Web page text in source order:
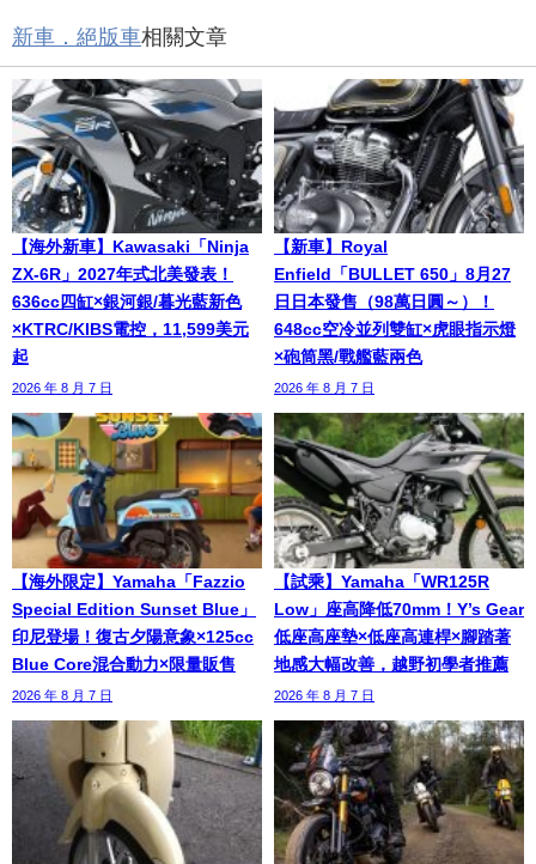
新車．絕版車相關文章
【海外新車】Kawasaki「Ninja
ZX-6R」2027年式北美發表！
636cc四缸×銀河銀/暮光藍新色
×KTRC/KIBS電控，11,599美元
起
2026 年 8 月 7 日
【新車】Royal
Enfield「BULLET 650」8月27
日日本發售（98萬日圓～）！
648cc空冷並列雙缸×虎眼指示燈
×砲筒黑/戰艦藍兩色
2026 年 8 月 7 日
【海外限定】Yamaha「Fazzio
Special Edition Sunset Blue」
印尼登場！復古夕陽意象×125cc
Blue Core混合動力×限量販售
2026 年 8 月 7 日
【試乘】Yamaha「WR125R
Low」座高降低70mm！Y’s Gear
低座高座墊×低座高連桿×腳踏著
地感大幅改善，越野初學者推薦
2026 年 8 月 7 日